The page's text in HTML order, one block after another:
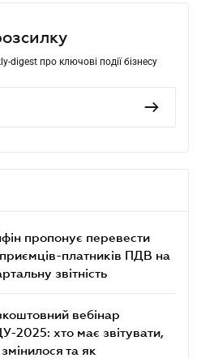
digest про ключові події бізнесу
пропонує перевести
платників ПДВ на
звітність
вебінар
2025: хто має звітувати,
та як